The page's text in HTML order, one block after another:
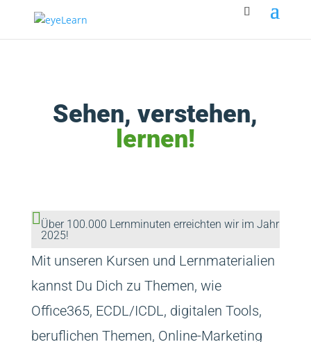
Sehen, verstehen,
lernen!
Über 100.000 Lernminuten erreichten wir im Jahr
2025!
Mit unseren Kursen und Lernmaterialien
kannst Du Dich zu Themen, wie
Office365, ECDL/ICDL, digitalen Tools,
beruflichen Themen, Online-Marketing